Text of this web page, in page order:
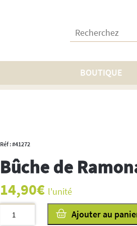
Recherchez :
BOUTIQUE
Réf : #41272
Bûche de
14,90€ l'unité
Ajouter au